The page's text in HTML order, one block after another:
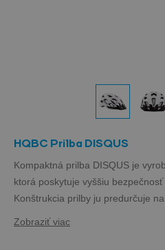
HQBC Prilba DISQUS
Kompaktná prilba DISQUS je
ktorá poskytuje vyššiu
Konštrukcia prilby ju predurčuje
Zobraziť viac